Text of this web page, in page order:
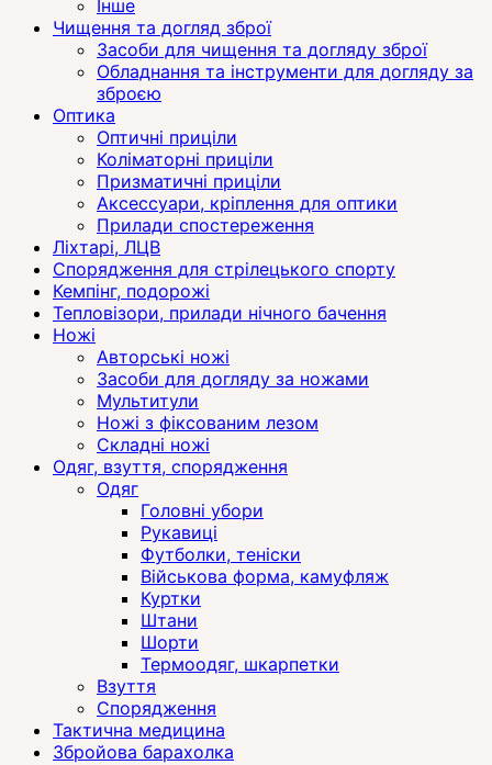
Інше
Чищення та догляд зброї
Засоби для чищення та догляду зброї
Обладнання та інструменти для догляду за
зброєю
Оптика
Оптичні приціли
Коліматорні приціли
Призматичні приціли
Аксессуари, кріплення для оптики
Прилади спостереження
Ліхтарі, ЛЦВ
Спорядження для стрілецького спорту
Кемпінг, подорожі
Тепловізори, прилади нічного бачення
Ножі
Авторські ножі
Засоби для догляду за ножами
Мультитули
Ножі з фіксованим лезом
Складні ножі
Одяг, взуття, спорядження
Одяг
Головні убори
Рукавиці
Футболки, теніски
Військова форма, камуфляж
Куртки
Штани
Шорти
Термоодяг, шкарпетки
Взуття
Спорядження
Тактична медицина
Збройова барахолка